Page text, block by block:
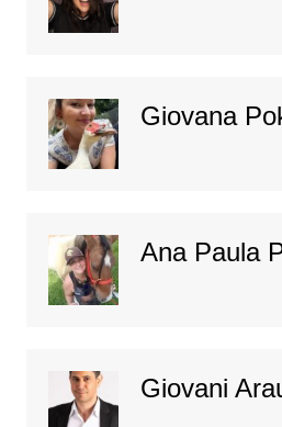
Giovana
Ana Paula
Giovani